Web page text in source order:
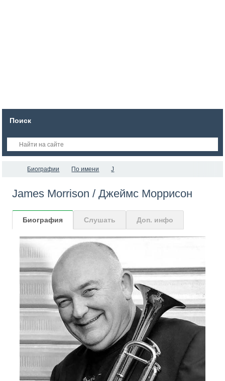
Поиск
Биографии По имени J
James Morrison / Джеймс Моррисон
Биография Слушать Доп. инфо